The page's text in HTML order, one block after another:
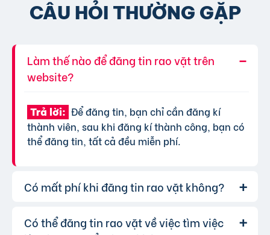
CÂU HỎI THƯỜNG GẶP
Làm thế nào để đăng tin rao vặt trên
website?
Trả lời: Để đăng tin, bạn chỉ cần đăng kí
thành viên, sau khi đăng kí thành công, bạn có
thể đăng tin, tất cả đều miễn phí.
Có mất phí khi đăng tin rao vặt không?
Trả lời: Chúng tôi cung cấp gói đăng tin miễn
Có thể đăng tin rao vặt về việc tìm việc